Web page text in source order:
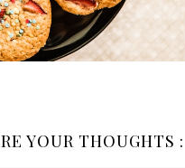
YOUR THOUGHTS :